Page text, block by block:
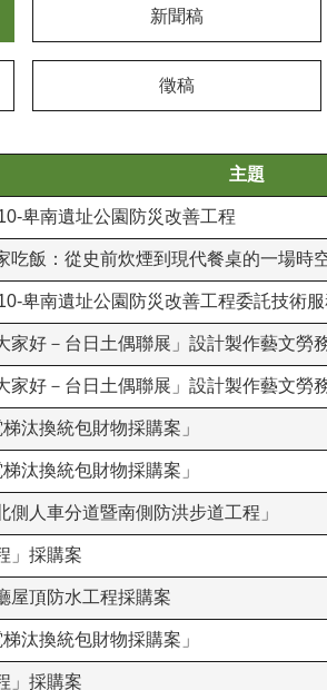
新聞稿
徵稿
主題
卑南遺址公園防災改善工程
吃飯：從史前炊煙到現代餐桌的一場時
卑南遺址公園防災改善⼯程委託技術
家好－台日土偶聯展」設計製作藝文勞
家好－台日土偶聯展」設計製作藝文勞
汰換統包財物採購案」
汰換統包財物採購案」
側人車分道暨南側防洪步道工程」
」採購案
屋頂防水工程採購案
汰換統包財物採購案」
」採購案